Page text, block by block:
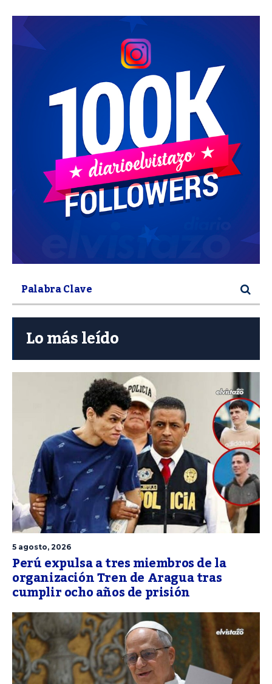
Lo más leído
5 agosto, 2026
Perú expulsa a tres miembros de la
organización Tren de Aragua tras
cumplir ocho años de prisión